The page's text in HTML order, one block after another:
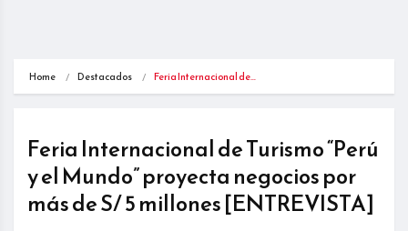
Home Destacados Feria Internacional de…
Feria Internacional de Turismo “Perú
y el Mundo” proyecta negocios por
más de S/ 5 millones [ENTREVISTA]